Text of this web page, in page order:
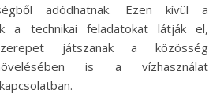
adódhatnak. Ezen kívül a
a technikai feladatokat látják el,
játszanak a közösség
is a vízhasználat